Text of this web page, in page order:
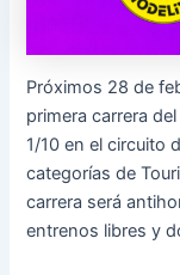
Próximos 28 de
primera carrera
1/10 en el circuito
categorías de
carrera será
entrenos libres y